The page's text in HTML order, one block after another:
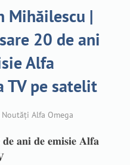
Mihăilescu |
20 de ani
Alfa
TV pe satelit
Alfa Omega
𝐚𝐧𝐢 𝐝𝐞 𝐞𝐦𝐢𝐬𝐢𝐞 𝐀𝐥𝐟𝐚